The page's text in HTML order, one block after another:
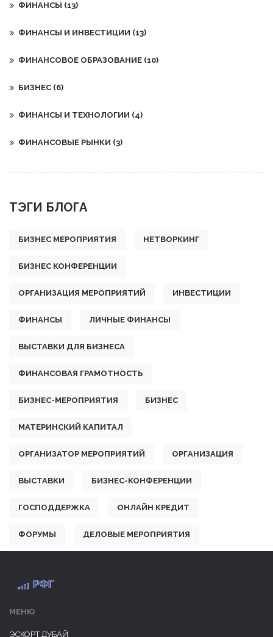
ФИНАНСЫ (13)
ФИНАНСЫ И ИНВЕСТИЦИИ (13)
ФИНАНСОВОЕ ОБРАЗОВАНИЕ (10)
БИЗНЕС (6)
ФИНАНСЫ И ТЕХНОЛОГИИ (4)
ФИНАНСОВЫЕ РЫНКИ (3)
ТЭГИ БЛОГА
БИЗНЕС МЕРОПРИЯТИЯ НЕТВОРКИНГ
БИЗНЕС КОНФЕРЕНЦИИ
ОРГАНИЗАЦИЯ МЕРОПРИЯТИЙ ИНВЕСТИЦИИ
ФИНАНСЫ ЛИЧНЫЕ ФИНАНСЫ
ВЫСТАВКИ ДЛЯ БИЗНЕСА
ФИНАНСОВАЯ ГРАМОТНОСТЬ
БИЗНЕС-МЕРОПРИЯТИЯ БИЗНЕС
МАТЕРИНСКИЙ КАПИТАЛ
ОРГАНИЗАТОР МЕРОПРИЯТИЙ ОРГАНИЗАЦИЯ
ВЫСТАВКИ БИЗНЕС-КОНФЕРЕНЦИИ
ГОСПОДДЕРЖКА ОНЛАЙН КРЕДИТ
ФОРУМЫ ДЕЛОВЫЕ МЕРОПРИЯТИЯ
МЕНЮ
ЭСКОРТ ДУБАЙ